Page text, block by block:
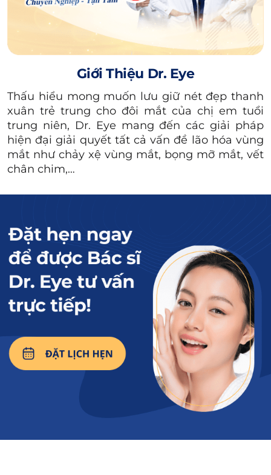
Bạn có thể nhận biết dáng mày xếch qua một
số đặc điểm nhận dạng như sau:
Đuôi lông mày cao hơn so với phần đầu.
Phần đầu lông mày thường mỏng, mọc thưa
và có màu sắc nhạt.
Càng về phía đuôi, sợi lông mày càng dày,
mọc rậm và đậm màu hơn.
Ngoài ra tùy vào cấu trúc khuôn mặt của mỗi
hoặc hơi thấp.
Giới Thiệu Dr. Eye
Thấu hiểu mong muốn lưu giữ nét đẹp thanh
xuân trẻ trung cho đôi mắt của chị em tuổi
trung niên, Dr. Eye mang đến các giải pháp
hiện đại giải quyết tất cả vấn đề lão hóa vùng
mắt như chảy xệ vùng mắt, bọng mỡ mắt, vết
chân chim,…